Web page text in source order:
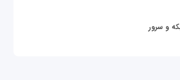
و سرور